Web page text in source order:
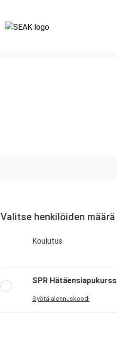
Valitse henkilöiden määrä
Koulutus
SPR
Syötä alennuskoodi